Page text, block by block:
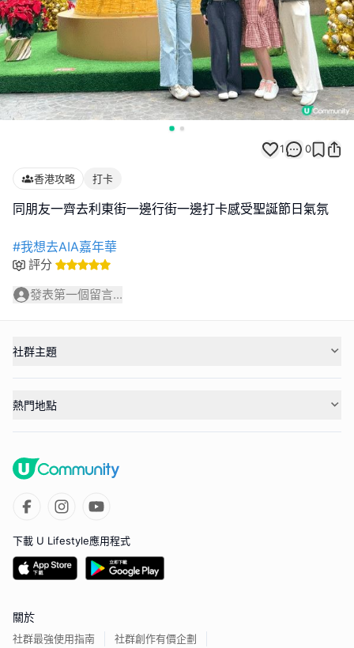
1 0
香港攻略 打卡
同朋友一齊去利東街一邊行街一邊打卡感受聖誕節日氣氛
#我想去AIA嘉年華
評分
發表第一個留言...
社群主題
熱門地點
下載 U Lifestyle應用程式
關於
社群最強使用指南 社群創作有價企劃